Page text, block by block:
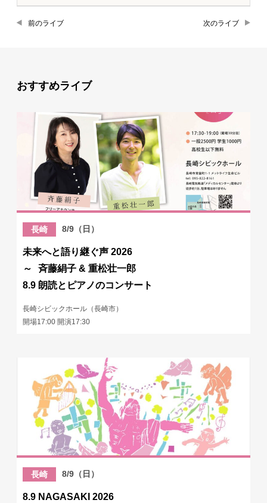
前のライブ 次のライブ
おすすめライブ
長崎 8/9（日）
未来へと語り継ぐ声 2026
～ 斉藤絹子 & 重松壮一郎
8.9 朗読とピアノのコンサート
長崎シビックホール（長崎市）
開場17:00 開演17:30
長崎 8/9（日）
8.9 NAGASAKI 2026